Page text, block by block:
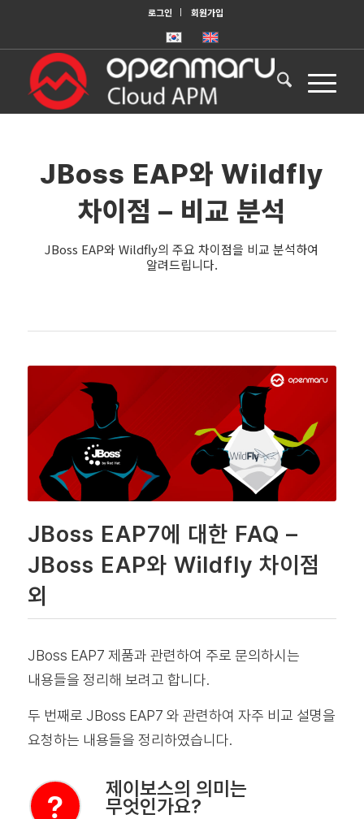
로그인 회원가입
JBoss EAP와 Wildfly
차이점 – 비교 분석
JBoss EAP와 Wildfly의 주요 차이점을 비교 분석하여
알려드립니다.
JBoss EAP7에 대한 FAQ –
JBoss EAP와 Wildfly 차이점
외
JBoss EAP7 제품과 관련하여 주로 문의하시는
내용들을 정리해 보려고 합니다.
두 번째로 JBoss EAP7 와 관련하여 자주 비교 설명을
요청하는 내용들을 정리하였습니다.
제이보스의 의미는
무엇인가요?